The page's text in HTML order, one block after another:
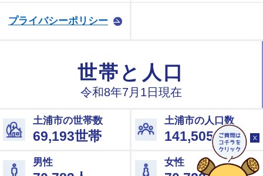
プライバシーポリシー